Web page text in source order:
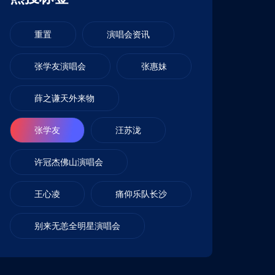
重置 演唱会资讯
张学友演唱会 张惠妹
薛之谦天外来物
张学友 汪苏泷
许冠杰佛山演唱会
王心凌 痛仰乐队长沙
别来无恙全明星演唱会